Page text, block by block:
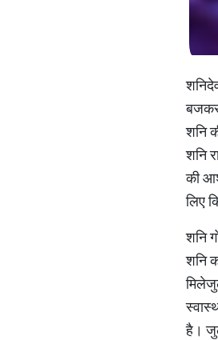
बजकर
शनि
शनि
की
लिए
शनि
शनि
है।